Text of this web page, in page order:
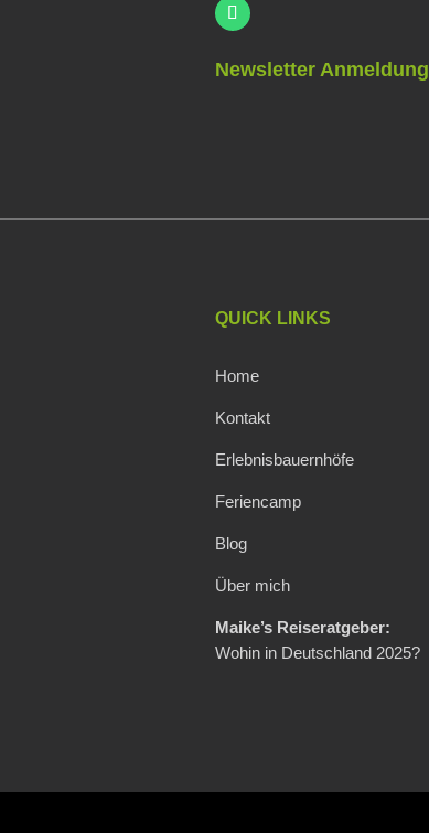
Newsletter Anmeldung
QUICK LINKS
Home
Kontakt
Erlebnisbauernhöfe
Feriencamp
Blog
Über mich
Maike’s Reiseratgeber:
Wohin in Deutschland 2025?